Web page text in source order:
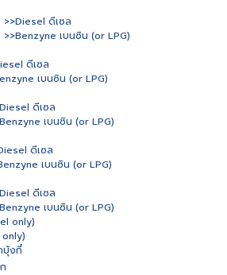
>>Diesel ดีเซล
>>Benzyne เบนซิน (or LPG)
ดีเซล
เบนซิน (or LPG)
ดีเซล
เบนซิน (or LPG)
ดีเซล
เบนซิน (or LPG)
ดีเซล
เบนซิน (or LPG)
only)
บุ้งกี๋